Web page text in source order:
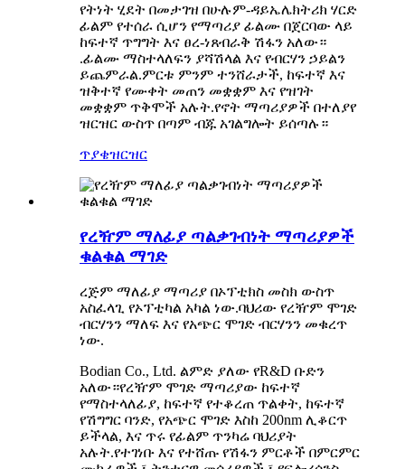
የትነት ሂደት በመታገዝ በሁሉም-ዳይኤሌክትሪክ ሃርድ
ፊልም የተሰራ ሲሆን የማጣሪያ ፊልሙ በጀርባው ላይ
ከፍተኛ ጥግግት እና ፀረ-ነጸብራቅ ሽፋን አለው።
.ፊልሙ ማስተላለፍን ያሻሽላል እና የብርሃን ኃይልን
ይጨምራል.ምርቱ ምንም ተንሸራታች, ከፍተኛ እና
ዝቅተኛ የሙቀት መጠን መቋቋም እና የዝገት
መቋቋም ጥቅሞች አሉት.የኖት ማጣሪያዎች በተለያየ
ዝርዝር ውስጥ በጣም ብጁ አገልግሎት ይሰጣሉ።
ጥያቄዝርዝር
የረዥም ማለፊያ ጣልቃገብነት ማጣሪያዎች
ቁልቁል ማገድ
ረጅም ማለፊያ ማጣሪያ በኦፕቲክስ መስክ ውስጥ
አስፈላጊ የኦፕቲካል አካል ነው.ባህሪው የረዥም ሞገድ
ብርሃንን ማለፍ እና የአጭር ሞገድ ብርሃንን መቁረጥ
ነው.
Bodian Co., Ltd. ልምድ ያለው የR&D ቡድን
አለው።የረዥም ሞገድ ማጣሪያው ከፍተኛ
የማስተላለፊያ, ከፍተኛ የተቆረጠ ጥልቀት, ከፍተኛ
የሽግግር ባንድ, የአጭር ሞገድ እስከ 200nm ሊቆርጥ
ይችላል, እና ጥሩ የፊልም ጥንካሬ ባህሪያት
አሉት.የተገነቡ እና የተሸጡ የሽፋን ምርቶች በምርምር